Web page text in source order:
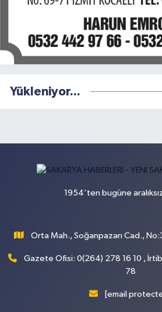
Yükleniyor...
1954'ten bugüne
Orta Mah., Soğanpazarı Cad.,
Gazete Ofisi: 0(264) 278 16 10 ,
78
[email